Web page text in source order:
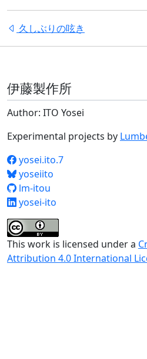
久しぶりの呟き
伊藤製作所
Author: ITO Yosei
Experimental projects by
yosei.ito.7
yoseiito
lm-itou
yosei-ito
This work is licensed under a
Attribution 4.0 International